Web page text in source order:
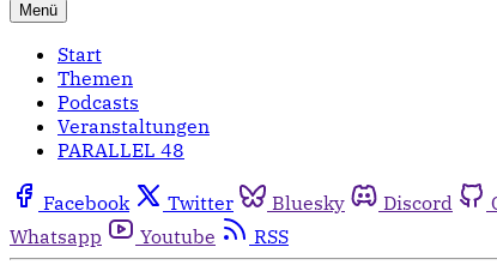
Menü
Start
Themen
Podcasts
Veranstaltungen
PARALLEL 48
Facebook Twitter Bluesky Discord
Whatsapp
Youtube RSS